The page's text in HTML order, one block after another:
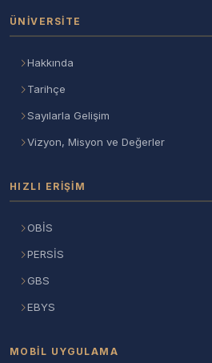
ÜNIVERSITE
Hakkında
Tarihçe
Sayılarla Gelişim
Vizyon, Misyon ve Değerler
HIZLI ERIŞIM
OBİS
PERSİS
GBS
EBYS
MOBIL UYGULAMA